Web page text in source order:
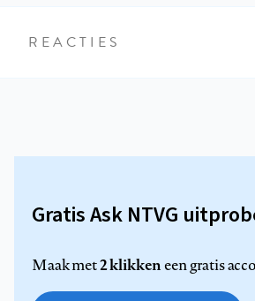
REACTIES
Gratis Ask NTVG
Maak met2 klikkeneen gratis